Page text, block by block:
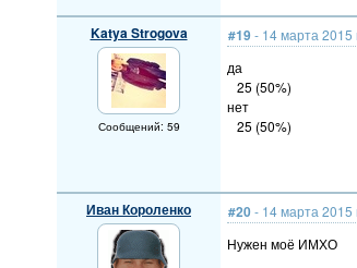
Katya Strogova
Сообщений: 59
#19- 14 марта 2015
да
25 (50%)
нет
25 (50%)
Иван Короленко #20- 14 марта 2015
Нужен моё ИМХО